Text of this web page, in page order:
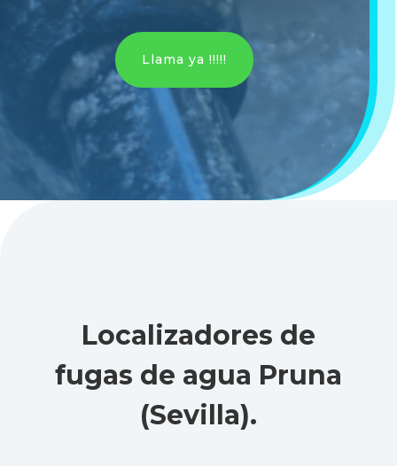
Llama ya !!!!!
Localizadores de
fugas de agua Pruna
(Sevilla).